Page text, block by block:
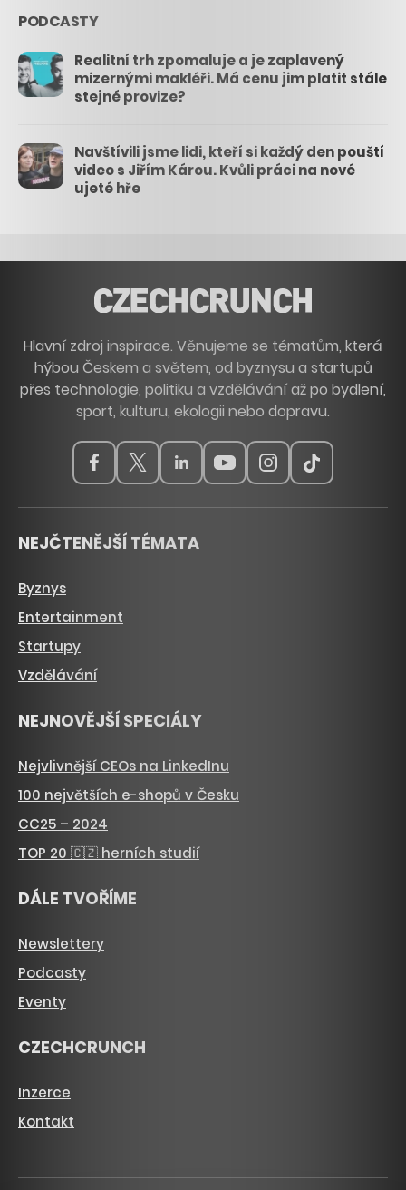
PODCASTY
Realitní trh zpomaluje a je zaplavený
mizernými makléři. Má cenu jim platit stále
stejné provize?
Navštívili jsme lidi, kteří si každý den pouští
video s Jiřím Károu. Kvůli práci na nové
ujeté hře
Hlavní zdroj inspirace. Věnujeme se tématům, která
hýbou Českem a světem, od byznysu a startupů
přes technologie, politiku a vzdělávání až po bydlení,
sport, kulturu, ekologii nebo dopravu.
NEJČTENĚJŠÍ TÉMATA
Byznys
Entertainment
Startupy
Vzdělávání
NEJNOVĚJŠÍ SPECIÁLY
Nejvlivnější CEOs na LinkedInu
100 největších e-shopů v Česku
CC25 – 2024
TOP 20 🇨🇿 herních studií
DÁLE TVOŘÍME
Newslettery
Podcasty
Eventy
CZECHCRUNCH
Inzerce
Kontakt